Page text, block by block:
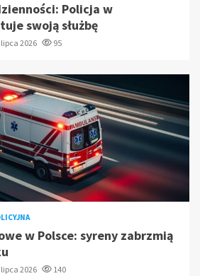
Policja w
swoją służbę
lipca 2026 95
w Polsce: syreny zabrzmią
lipca 2026 140